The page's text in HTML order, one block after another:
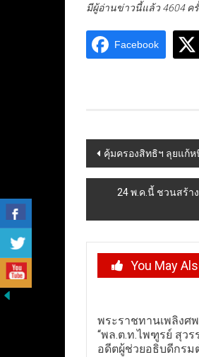
มีผู้อ่านข่าวนี้แล้ว 4604 ค
Facebook
Post
navigation
คุ้มครองสิทธิฯ ลุยแก้
24 พ.ค.นี้ ชวนสร้า
You May
พระราชทานเพลิงศพ
“พล.ต.ท.ไพฑูรย์ สุวร
อดีตผู้ช่วยอธิบดีกรม